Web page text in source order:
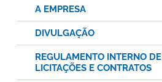
A EMPRESA
DIVULGAÇÃO
REGULAMENTO INTERNO DE
LICITAÇÕES E CONTRATOS